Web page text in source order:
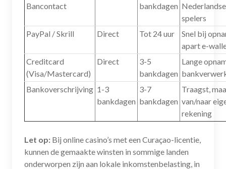
Bancontact
bankdagen
spelers
PayPal / Skrill
Direct Tot 24 uur
Snel bij
apart e-
Creditcard
(Visa/Mastercard)
Direct
3-5
bankdagen
Lange
Bankoverschrijving 1-3
bankdagen
3-7
bankdagen
Traagst,
van/naar
rekening
Let op: Bij online casino’s met een Curaçao-licentie,
kunnen de gemaakte winsten in sommige landen
onderworpen zijn aan lokale inkomstenbelasting, in